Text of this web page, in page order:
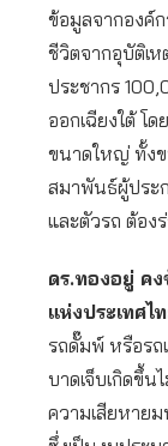
ข้อมูลจากองค์ก
ชีวิตจากอุบัติเ
ประชากร
ออกเฉียงใต้ โ
ขนาดใหญ่ ทั้งข
สมาพันธ์ผู้ประ
และตัวรถ ต้อง
ดร.ทองอยู่ ค
แห่งประเทศไ
รถดั๊มพ์ หรือรถ
บาดเจ็บเกิดขึ้น
ความเสียหาย